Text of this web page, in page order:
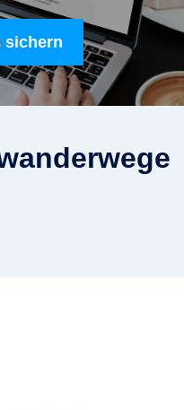
sichern